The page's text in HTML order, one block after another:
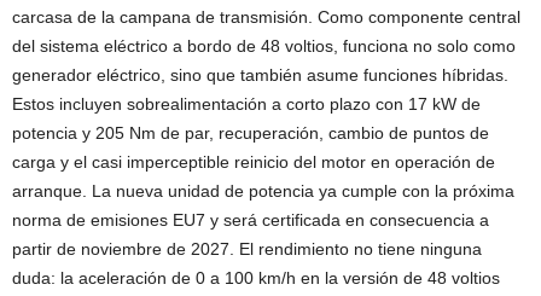
carcasa de la campana de transmisión. Como componente central
del sistema eléctrico a bordo de 48 voltios, funciona no solo como
generador eléctrico, sino que también asume funciones híbridas.
Estos incluyen sobrealimentación a corto plazo con 17 kW de
potencia y 205 Nm de par, recuperación, cambio de puntos de
carga y el casi imperceptible reinicio del motor en operación de
arranque. La nueva unidad de potencia ya cumple con la próxima
norma de emisiones EU7 y será certificada en consecuencia a
partir de noviembre de 2027. El rendimiento no tiene ninguna
duda: la aceleración de 0 a 100 km/h en la versión de 48 voltios